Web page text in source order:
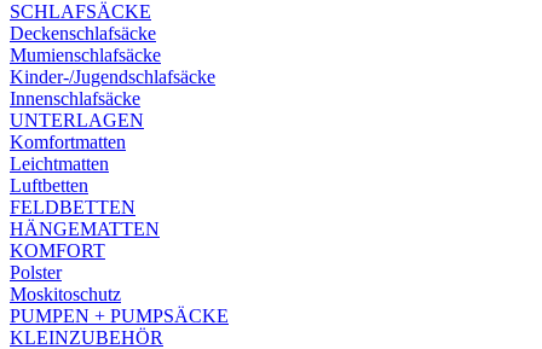
SCHLAFSÄCKE
Deckenschlafsäcke
Mumienschlafsäcke
Kinder-/Jugendschlafsäcke
Innenschlafsäcke
UNTERLAGEN
Komfortmatten
Leichtmatten
Luftbetten
FELDBETTEN
HÄNGEMATTEN
KOMFORT
Polster
Moskitoschutz
PUMPEN + PUMPSÄCKE
KLEINZUBEHÖR